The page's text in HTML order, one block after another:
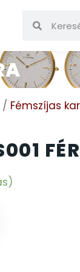
/ Fémszíjas